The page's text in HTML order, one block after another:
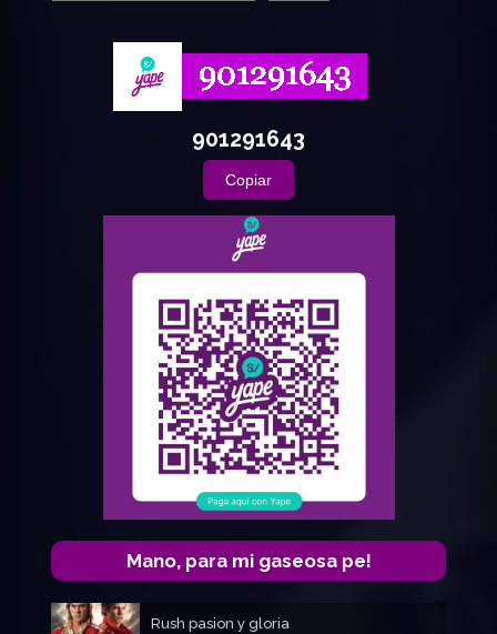
901291643
Copiar
Mano, para mi gaseosa pe!
Rush pasion y gloria